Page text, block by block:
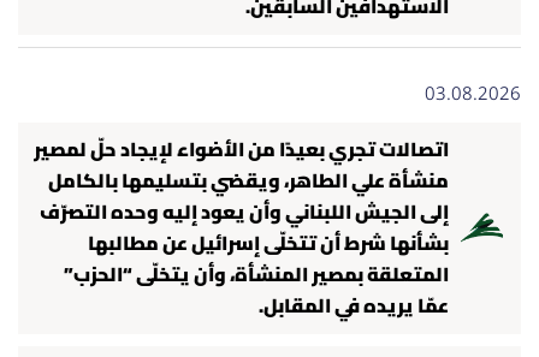
الاستهدافين السابقين.
03.08.2026
اتصالات تجري بعيدًا من الأضواء لإيجاد حلّ لمصير
منشأة علي الطاهر، ويقضي بتسليمها بالكامل
إلى الجيش اللبناني وأن يعود إليه وحده التصرّف
بشأنها شرط أن تتخلّى إسرائيل عن مطالبها
المتعلقة بمصير المنشأة، وأن يتخلّى “الحزب”
عمّا يريده في المقابل.